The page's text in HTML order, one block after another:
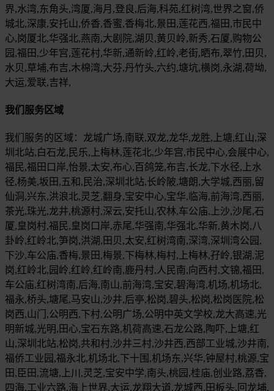
界,水湾,东角头,湾厦,海月,登良,后海,科苑,红树湾,世界之窗,侨
城北,深康,安托山,侨香,香蜜,香梅北,景田,莲花西,福田,市民中
心,岗厦北,华强北,燕南,大剧院,湖贝,黄贝岭,新秀,石厦,购物公
园,福田,少年宫,莲花村,华新,通新岭,红岭,老街,晒布,翠竹,田贝,
水贝,草埔,布吉,木棉湾,大芬,丹竹头,六约,塘坑,横岗,永湖,荷坳,
大运,爱联,吉祥,
我们服务区域
我们服务的区域：龙城广场,南联,双龙,龙华,龙胜,上塘,红山,深
圳北站,白石龙,民乐,上梅林,莲花北,少年宫,市民中心,会展中心,
福民,福田口岸,怡景,太安,布心,百鸽笼,布吉,长龙,下水径,上水
径,杨美,坂田,五和,民治,深圳北站,长岭陂,塘朗,大学城,西丽,留
仙洞,兴东,洪浪北,灵芝,翻身,宝安中心,宝华,临海,前海湾,西丽,
茶光,珠光,龙井,桃源村,深云,安托山,农林,车公庙,上沙,沙尾,石
厦,皇岗村,福民,皇岗口岸,赤尾,华强南,华强北,华新,黄木岗,八
卦岭,红岭北,笋岗,洪湖,田贝,太安,红树湾南,深湾,深圳湾公园,
下沙,车公庙,香梅,景田,梅景,下梅林,梅村,上梅林,孖岭,银湖,泥
岗,红岭北,园岭,红岭,红岭南,鹿丹村,人民南,向西村,文锦,福田,
车公庙,红树湾南,后海,南山,前海湾,宝安,碧海湾,机场,机场北,
福永,桥头,塘尾,马安山,沙井,后亭,松岗,碧头,松岗,松岗医院,松
岗西,山门,公明西,下村,公明广场,公明中英文学校,龙大高速,光
明新城,光明,田心,宝石东路,机荷高速,石龙公路,陶吓,上塘,红
山,深圳北站,松岗,共和村,沙井三村,沙井西,西部工业城,沙井南,
福侨工业园,福永北,机场北,下十围,机场东,兴华,钟屋村,桃源,宝
田,臣田,流塘,上川,灵芝,宝安中学,南头,桃园,桂庙,创业路,荔香,
四海,工业六路,海上世界,大运,龙翔大道,龙城西,田板头,回龙埔,